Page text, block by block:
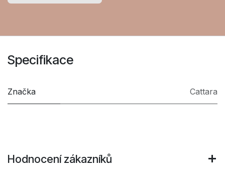
Specifikace
Značka Cattara
Hodnocení zákazníků